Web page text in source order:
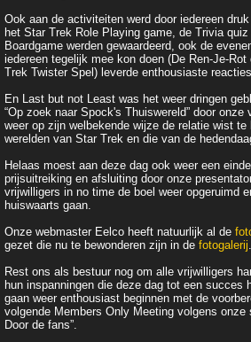
Ook aan de activiteiten werd door iedereen
het Star Trek Role Playing game, de Trivia
Boardgame werden gewaardeerd, ook de
iedereen tegelijk mee kon doen (De Ren-Je-
Trek Twister Spel) leverde enthousiaste
En Last but not Least was het weer dringen
“Op zoek naar Spock's Thuiswereld” door
weer op zijn welbekende wijze de relatie wist te
werelden van Star Trek en die van de
Helaas moest aan deze dag ook weer een
prijsuitreiking en afsluiting door onze
vrijwilligers in no time de boel weer opgeruimd
huiswaarts gaan.
Onze webmaster Eelco heeft natuurlijk al de
gezet die nu te bewonderen zijn in de fotogalerij.
Rest ons als bestuur nog om alle vrijwilligers
hun inspanningen die deze dag tot een succes
gaan weer enthousiast beginnen met de
volgende Members Only Meeting volgens onze
Door de fans”.